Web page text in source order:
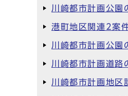
川崎都市計画公
港町地区関連2案
川崎都市計画公
川崎都市計画道
川崎都市計画地